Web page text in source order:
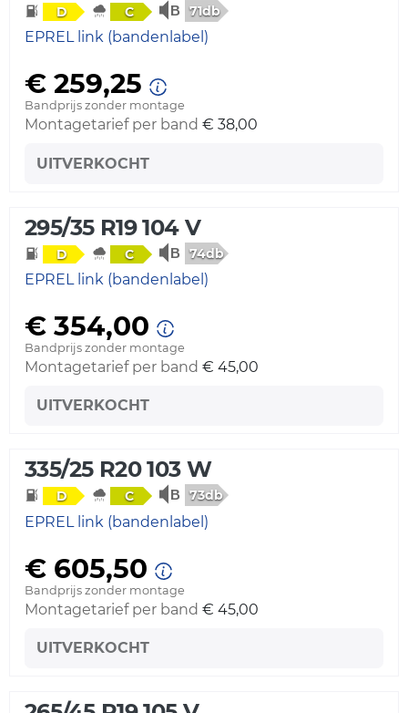
D C 71db
EPREL link (bandenlabel)
€ 259,25
Bandprijs zonder montage
Montagetarief per band € 38,00
UITVERKOCHT
295/35 R19 104 V
D C 74db
EPREL link (bandenlabel)
€ 354,00
Bandprijs zonder montage
Montagetarief per band € 45,00
UITVERKOCHT
335/25 R20 103 W
D C 73db
EPREL link (bandenlabel)
€ 605,50
Bandprijs zonder montage
Montagetarief per band € 45,00
UITVERKOCHT